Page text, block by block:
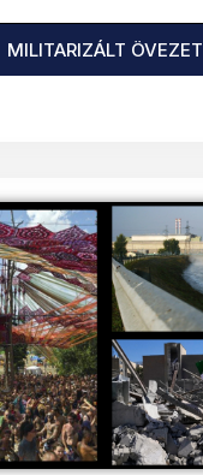
MILITARIZÁLT ÖVEZET